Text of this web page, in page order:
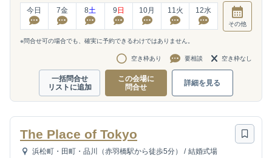
今日 7金 8土 9 日 10月 11火 12水
その他
※問合せ可の場合でも、確実に予約できるわけではありません。
空き枠あり 要相談 空き枠なし
一括問合せ
リストに追加
この会場に
問合せ
詳細を見る
The Place of Tokyo
浜松町・田町・品川（赤羽橋駅から徒歩5分） / 結婚式場